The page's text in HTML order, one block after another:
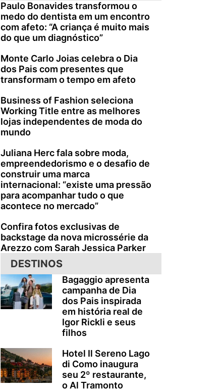
Paulo Bonavides transformou o
medo do dentista em um encontro
com afeto: “A criança é muito mais
do que um diagnóstico”
Monte Carlo Joias celebra o Dia
dos Pais com presentes que
transformam o tempo em afeto
Business of Fashion seleciona
Working Title entre as melhores
lojas independentes de moda do
mundo
Juliana Herc fala sobre moda,
empreendedorismo e o desafio de
construir uma marca
internacional: “existe uma pressão
para acompanhar tudo o que
acontece no mercado”
Confira fotos exclusivas de
backstage da nova microssérie da
Arezzo com Sarah Jessica Parker
DESTINOS
Bagaggio apresenta
campanha de Dia
dos Pais inspirada
em história real de
Igor Rickli e seus
filhos
Hotel Il Sereno Lago
di Como inaugura
seu 2º restaurante,
o Al Tramonto